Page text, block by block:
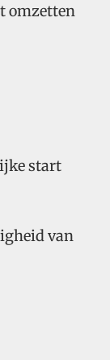
omzetten
start
van